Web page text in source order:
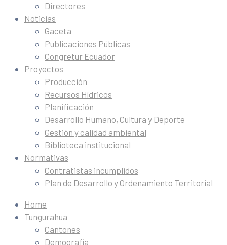
Directores
Noticias
Gaceta
Publicaciones Públicas
Congretur Ecuador
Proyectos
Producción
Recursos Hídricos
Planificación
Desarrollo Humano, Cultura y Deporte
Gestión y calidad ambiental
Biblioteca institucional
Normativas
Contratistas incumplidos
Plan de Desarrollo y Ordenamiento Territorial
Home
Tungurahua
Cantones
Demografía